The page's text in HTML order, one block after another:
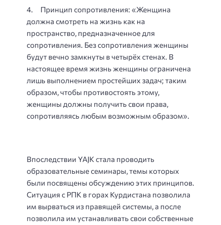
4. Принцип сопротивления: «Женщина
должна смотреть на жизнь как на
пространство, предназначенное для
сопротивления. Без сопротивления женщины
будут вечно замкнуты в четырёх стенах. В
настоящее время жизнь женщины ограничена
лишь выполнением простейших задач; таким
образом, чтобы противостоять этому,
женщины должны получить свои права,
сопротивляясь любым возможным образом».
Впоследствии YAJK стала проводить
образовательные семинары, темы которых
были посвящены обсуждению этих принципов.
Ситуация с РПК в горах Курдистана позволила
им вырваться из правящей системы, а после
позволила им устанавливать свои собственные